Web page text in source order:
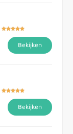

Bekijken

Bekijken